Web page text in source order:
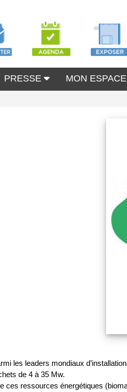
PRESSE MON ESPACE
les leaders mondiaux
de 4 à 35 Mw.
ressources énergétiques